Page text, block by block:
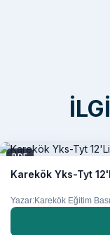
PDF
Karekök Yks-Tyt
Yazar:Karekök Eğitim